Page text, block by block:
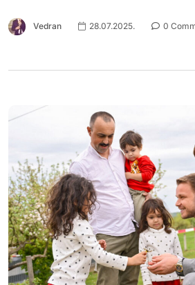
Vedran 28.07.2025. 0